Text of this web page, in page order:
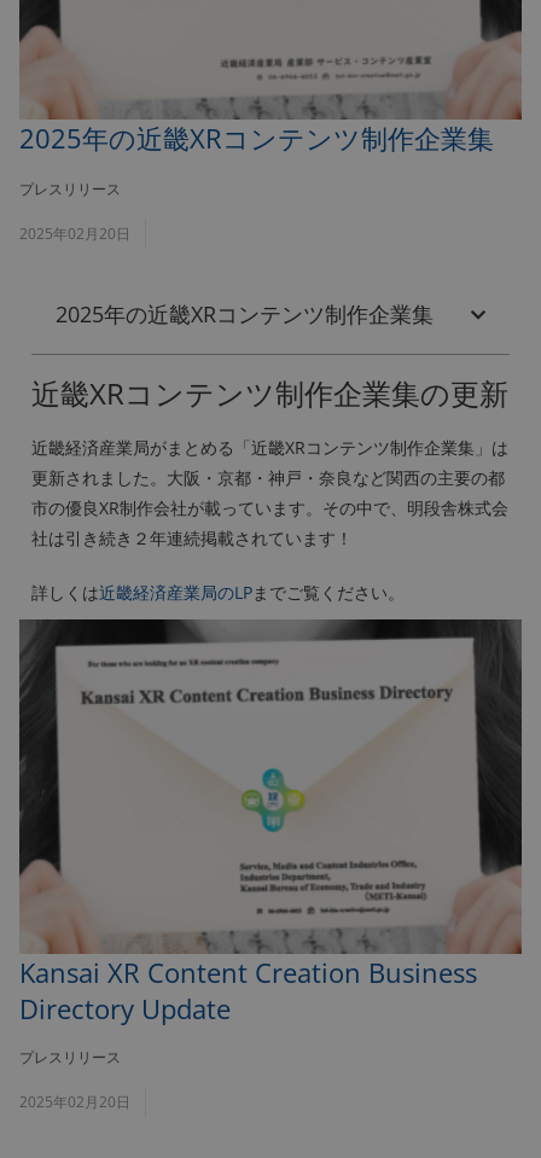
2025年の近畿XRコンテンツ制作企業集
プレスリリース
2025年02月20日
2025年の近畿XRコンテンツ制作企業集
近畿XRコンテンツ制作企業集の更新
近畿経済産業局がまとめる「近畿XRコンテンツ制作企業集」は
更新されました。大阪・京都・神戸・奈良など関西の主要の都
市の優良XR制作会社が載っています。その中で、明段舎株式会
社は引き続き２年連続掲載されています！
詳しくは近畿経済産業局のLPまでご覧ください。
Kansai XR Content Creation Business
Directory Update
プレスリリース
2025年02月20日